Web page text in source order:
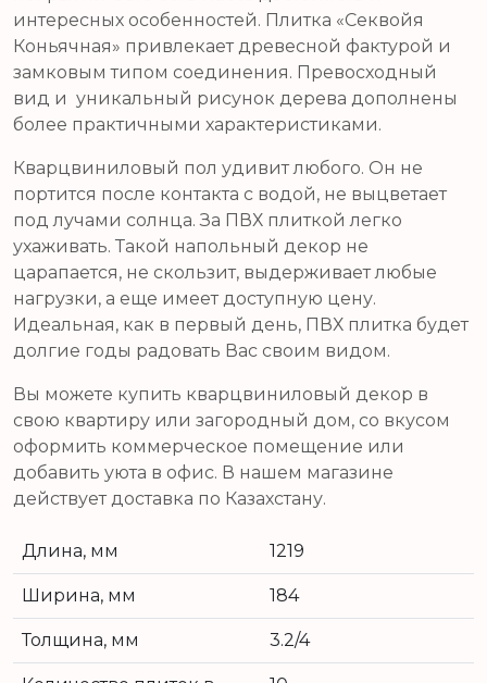
интересных особенностей. Плитка «Секвойя
Коньячная» привлекает древесной фактурой и
замковым типом соединения. Превосходный
вид и уникальный рисунок дерева дополнены
более практичными характеристиками.
Кварцвиниловый пол удивит любого. Он не
портится после контакта с водой, не выцветает
под лучами солнца. За ПВХ плиткой легко
ухаживать. Такой напольный декор не
царапается, не скользит, выдерживает любые
нагрузки, а еще имеет доступную цену.
Идеальная, как в первый день, ПВХ плитка будет
долгие годы радовать Вас своим видом.
Вы можете купить кварцвиниловый декор в
свою квартиру или загородный дом, со вкусом
оформить коммерческое помещение или
добавить уюта в офис. В нашем магазине
действует доставка по Казахстану.
Длина, мм 1219
Ширина, мм 184
Толщина, мм 3.2/4